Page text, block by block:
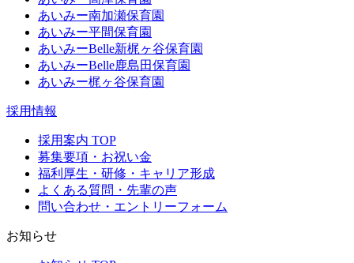
あいみー南加瀬保育園
あいみー平間保育園
あいみーBelle新梶ヶ谷保育園
あいみーBelle鹿島田保育園
あいみー梶ヶ谷保育園
採用情報
採用案内 TOP
募集要項・お祝い金
福利厚生・研修・キャリア形成
よくある質問・先輩の声
問い合わせ・エントリーフォーム
お知らせ